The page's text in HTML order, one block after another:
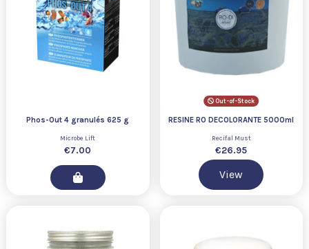
Phos-Out 4 granulés 625 g
Microbe Lift
€7.00
Out-of-Stock
RESINE RO DECOLORANTE 5000ml
Recifal Must
€26.95
View